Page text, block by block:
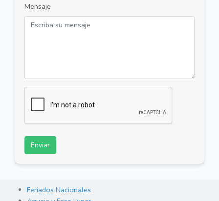
Mensaje
Enviar
Feriados Nacionales